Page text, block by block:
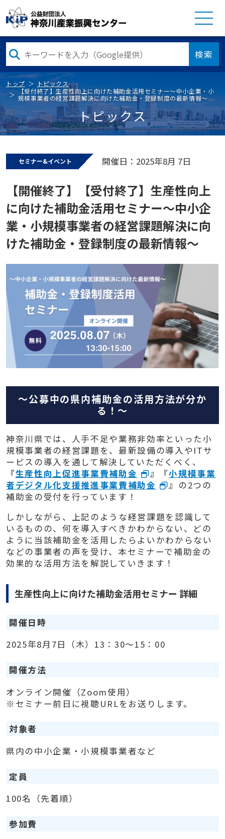
検索
トップ
トピックス
【受付終了】生産性向上に向けた補助金活用セミナー～中小企業・小
規模事業者の経営課題解決に向けた補助金・登録制度の最新情報～
トピックス
セミナー&イベント 開催日：2025年8月 7日
【開催終了】【受付終了】生産性向上
に向けた補助金活用セミナー～中小企
業・小規模事業者の経営課題解決に向
けた補助金・登録制度の最新情報～
～公募中の県内補助金の活用方法が分か
る！～
神奈川県では、人手不足や業務非効率といった小
規模事業者の経営課題を、最新設備の導入やITサ
ービスの導入を通して解決していただくべく、
『生産性向上促進事業費補助金 』『小規模事業
者デジタル化支援推進事業費補助金
』 の2つの
補助金の受付を行っています！
しかしながら、上記のような経営課題を認識して
いるものの、何を導入すべきかわからない、どの
ように当該補助金を活用したらよいかわからない
などの事業者の声を受け、本セミナーで補助金の
効果的な活用方法を解説していきます！
生産性向上に向けた補助金活用セミナー 詳細
開催日時
2025年8月7日（木）13：30～15：00
開催方法
オンライン開催（Zoom使用）
※セミナー前日に視聴URLをお送りします。
対象者
県内の中小企業・小規模事業者など
定員
100名（先着順）
参加費